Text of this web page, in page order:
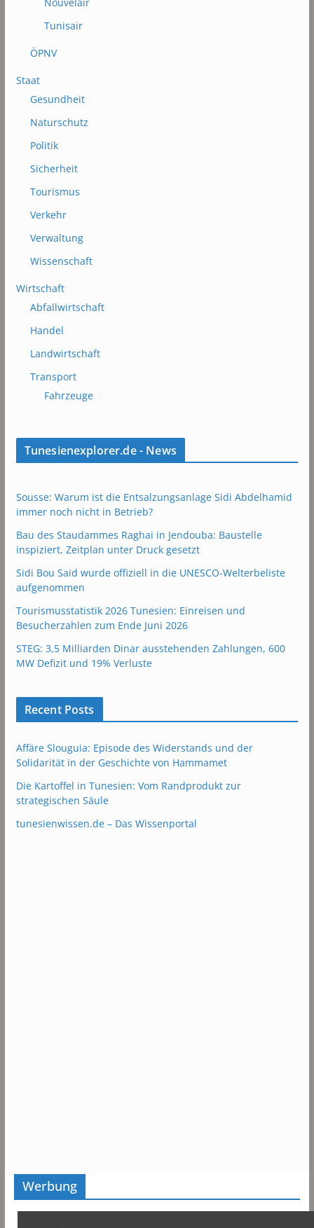
Tunisair
ÖPNV
Staat
Gesundheit
Naturschutz
Politik
Sicherheit
Tourismus
Verkehr
Verwaltung
Wissenschaft
Wirtschaft
Abfallwirtschaft
Handel
Landwirtschaft
Transport
Fahrzeuge
Tunesienexplorer.de - News
Sousse: Warum ist die Entsalzungsanlage Sidi Abdelhamid
immer noch nicht in Betrieb?
Bau des Staudammes Raghai in Jendouba: Baustelle
inspiziert, Zeitplan unter Druck gesetzt
Sidi Bou Said wurde offiziell in die UNESCO-Welterbeliste
aufgenommen
Tourismusstatistik 2026 Tunesien: Einreisen und
Besucherzahlen zum Ende Juni 2026
STEG: 3,5 Milliarden Dinar ausstehenden Zahlungen, 600
MW Defizit und 19% Verluste
Recent Posts
Affäre Slouguia: Episode des Widerstands und der
Solidarität in der Geschichte von Hammamet
Die Kartoffel in Tunesien: Vom Randprodukt zur
strategischen Säule
tunesienwissen.de – Das Wissenportal
Werbung